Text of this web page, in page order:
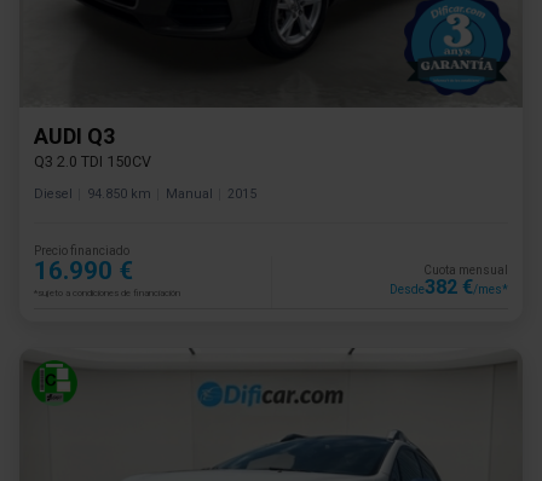
AUDI Q3
Q3 2.0 TDI 150CV
Diesel 94.850 km Manual 2015
Precio financiado
16.990 €
*sujeto a condiciones de financiación
Cuota mensual
Desde382 €/mes*